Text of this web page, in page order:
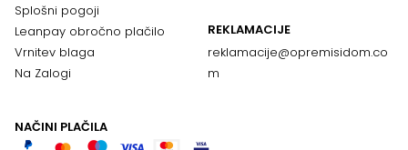
Splošni pogoji
Leanpay obročno plačilo
Vrnitev blaga
Na Zalogi
REKLAMACIJE
reklamacije@opremisidom.co
m
NAČINI PLAČILA